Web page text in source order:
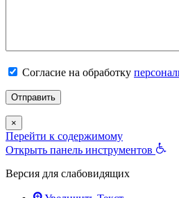
Согласие на обработку
×
Перейти к содержимому
Открыть панель инструментов
Версия для слабовидящих